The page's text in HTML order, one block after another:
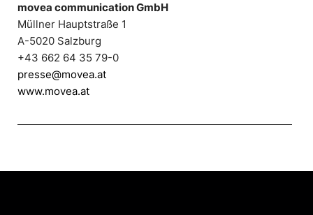
movea communication GmbH
Müllner Hauptstraße 1
A-5020 Salzburg
+43 662 64 35 79-0
presse@movea.at
www.movea.at